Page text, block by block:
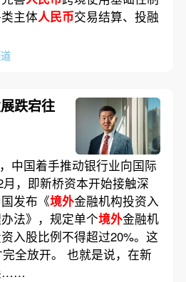
主体人民币交易结算、投融
跌宕往
中国着手推动银行业向国际
，即新桥资本开始接触深
发布《境外金融机构投资入
法》，规定单个境外金融机
入股比例不得超过20%。这
全放开。 也就是说，在新
……